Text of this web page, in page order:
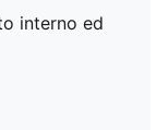
interno ed